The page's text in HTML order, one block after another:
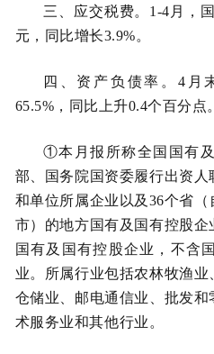
三、应交税费。 1-4月，
元，同比增长3.9%。
四、资产负债率。 4月
65.5%，同比上升0.4个百分点
①本月报所称全国国有
部、国务院国资委履行出资
和单位所属企业以及36个省
市）的地方国有及国有控股
国有及国有控股企业，不含
业。所属行业包括农林牧渔
仓储业、邮电通信业、批发
术服务业和其他行业。